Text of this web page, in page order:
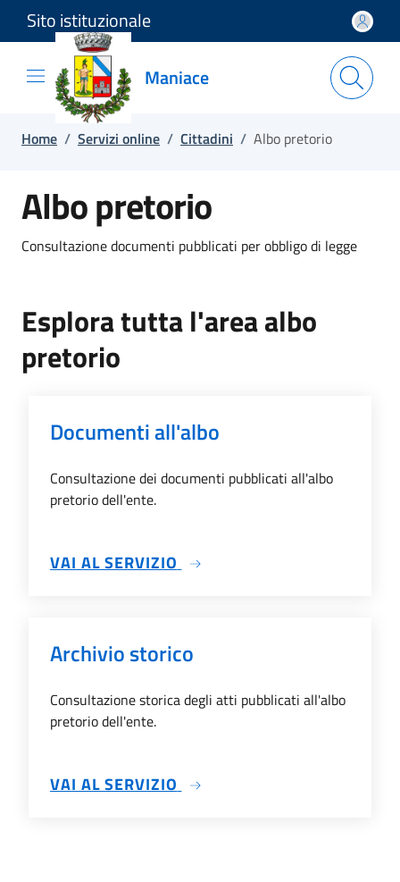
Salta e vai al contenuto
Salta e vai al footer
Sito istituzionale
Maniace
Home / Servizi online / Cittadini / Albo pretorio
Albo pretorio
Consultazione documenti pubblicati per obbligo di legge
Esplora tutta l'area albo
pretorio
Documenti all'albo
Consultazione dei documenti pubblicati all'albo
pretorio dell'ente.
VAI AL SERVIZIO SU DOCUMENTI ALL'ALBO
Archivio storico
Consultazione storica degli atti pubblicati all'albo
pretorio dell'ente.
VAI AL SERVIZIO SU ARCHIVIO STORICO